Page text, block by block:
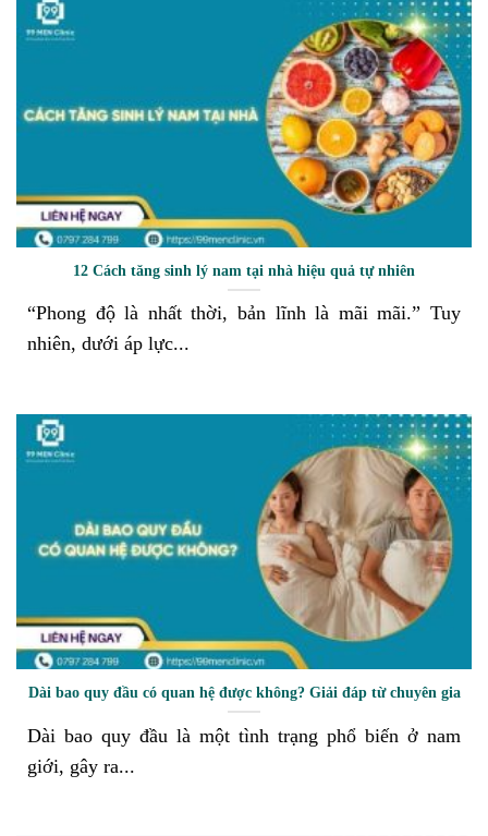
12 Cách tăng sinh lý nam tại nhà hiệu quả tự nhiên
“Phong độ là nhất thời, bản lĩnh là mãi mãi.” Tuy
nhiên, dưới áp lực...
Dài bao quy đầu có quan hệ được không? Giải đáp từ chuyên gia
Dài bao quy đầu là một tình trạng phổ biến ở nam
giới, gây ra...